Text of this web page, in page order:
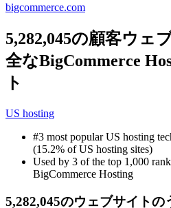
bigcommerce.com
5,282,045の顧客ウェ
全なBigCommerce
ト
US hosting
#3 most popular US hosting
(15.2% of US hosting sites)
Used by 3 of the top 1,000
BigCommerce Hosting
5,282,045のウェブサイトの